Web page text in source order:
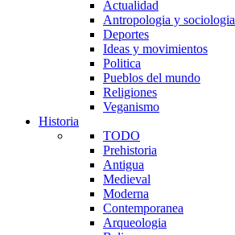
Actualidad
Antropologia y sociologia
Deportes
Ideas y movimientos
Politica
Pueblos del mundo
Religiones
Veganismo
Historia
TODO
Prehistoria
Antigua
Medieval
Moderna
Contemporanea
Arqueologia